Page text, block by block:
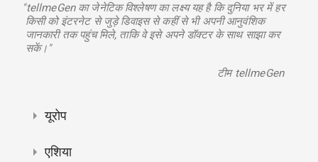
"tellmeGen का जेनेटिक विश्लेषण का लक्ष्य यह है कि दुनिया भर में हर
किसी को इंटरनेट से जुड़े डिवाइस से कहीं से भी अपनी आनुवंशिक
जानकारी तक पहुंच मिले, ताकि वे इसे अपने डॉक्टर के साथ साझा कर
सकें।"
टीम tellmeGen
यूरोप
एशिया